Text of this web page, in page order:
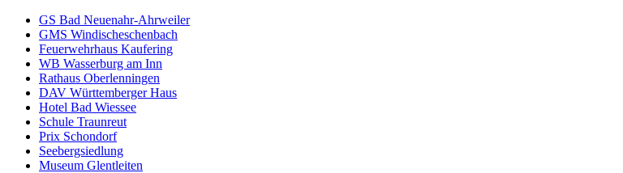
GS Bad Neuenahr-Ahrweiler
GMS Windischeschenbach
Feuerwehrhaus Kaufering
WB Wasserburg am Inn
Rathaus Oberlenningen
DAV Württemberger Haus
Hotel Bad Wiessee
Schule Traunreut
Prix Schondorf
Seebergsiedlung
Museum Glentleiten